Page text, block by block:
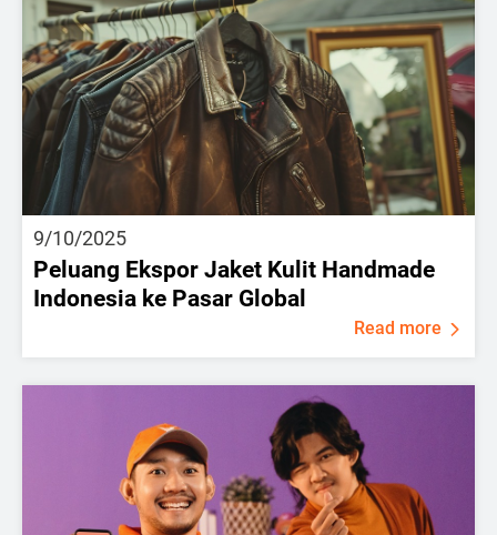
9/10/2025
Peluang Ekspor Jaket Kulit Handmade
Indonesia ke Pasar Global
Read more